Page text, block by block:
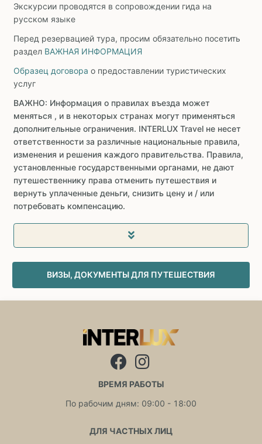
Экскурсии проводятся в сопровождении гида на
русском языке
Перед резервацией тура, просим обязательно посетить
раздел ВАЖНАЯ ИНФОРМАЦИЯ
Образец договора о предоставлении туристических
услуг
ВАЖНО: Информация о правилах въезда может
меняться , и в некоторых странах могут применяться
дополнительные ограничения. INTERLUX Travel не несет
ответственности за различные национальные правила,
изменения и решения каждого правительства. Правила,
установленные государственными органами, не дают
путешественнику права отменить путешествия и
вернуть уплаченные деньги, снизить цену и / или
потребовать компенсацию.
ВИЗЫ, ДОКУМЕНТЫ ДЛЯ ПУТЕШЕСТВИЯ
ВРЕМЯ РАБОТЫ
По рабочим дням: 09:00 - 18:00
ДЛЯ ЧАСТНЫХ ЛИЦ